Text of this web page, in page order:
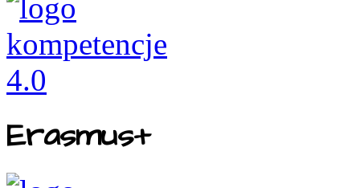
Erasmus+